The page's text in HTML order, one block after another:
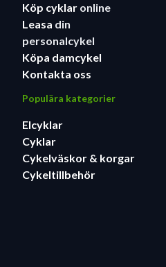
Köp cyklar online
Leasa din
personalcykel
Köpa damcykel
Kontakta oss
Populära kategorier
Elcyklar
Cyklar
Cykelväskor & korgar
Cykeltillbehör